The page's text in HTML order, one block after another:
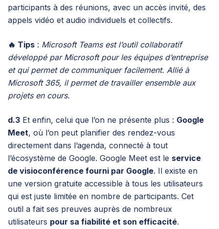
participants à des réunions, avec un accès invité, des
appels vidéo et audio individuels et collectifs.
🔥 Tips : Microsoft Teams est l’outil collaboratif
développé par Microsoft pour les équipes d’entreprise
et qui permet de communiquer facilement. Allié à
Microsoft 365, il permet de travailler ensemble aux
projets en cours.
d.3 Et enfin, celui que l’on ne présente plus : Google
Meet, où l’on peut planifier des rendez-vous
directement dans l’agenda, connecté à tout
l’écosystème de Google. Google Meet est le service
de visioconférence fourni par Google. Il existe en
une version gratuite accessible à tous les utilisateurs
qui est juste limitée en nombre de participants. Cet
outil a fait ses preuves auprès de nombreux
utilisateurs pour sa fiabilité et son efficacité.